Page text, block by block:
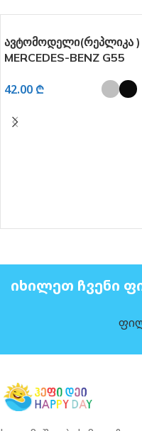
ავტომოდელი(რეპლიკა )
MERCEDES-BENZ G55
42.00 ₾
ᲘᲮᲘᲚᲔᲗ ᲩᲕᲔᲜᲘ